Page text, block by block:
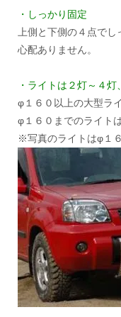
・しっかり固定
上側と下側の４点で
心配ありません。
・ライトは２灯～４
φ１６０以上の大型ラ
φ１６０までのライト
※写真のライトはφ１